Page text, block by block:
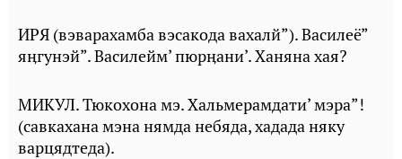
ИРЯ (вэварахамба вэсакода вахалй”). Василеё”
яӊгунэй”. Василейм’ пюрӊани’. Ханяна хая?
МИКУЛ. Тюкохона мэ. Хальмерамдати’ мэра”!
(савкахана мэна нямда небяда, хадада няку
варцядтеда).